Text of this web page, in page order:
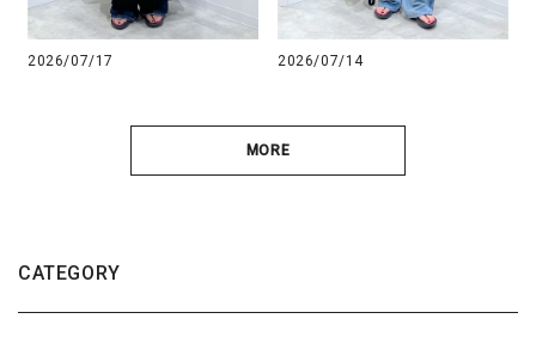
2026/07/17 2026/07/14
MORE
CATEGORY